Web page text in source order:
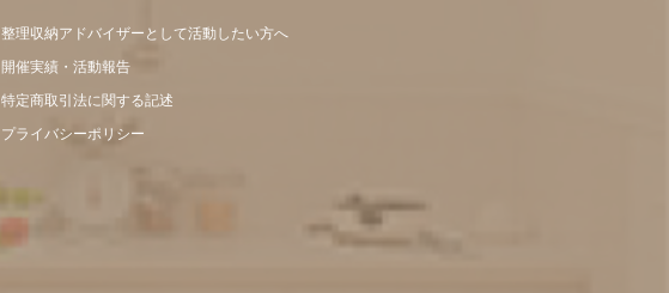
整理収納アドバイザーとして活動したい方へ
開催実績・活動報告
特定商取引法に関する記述
プライバシーポリシー